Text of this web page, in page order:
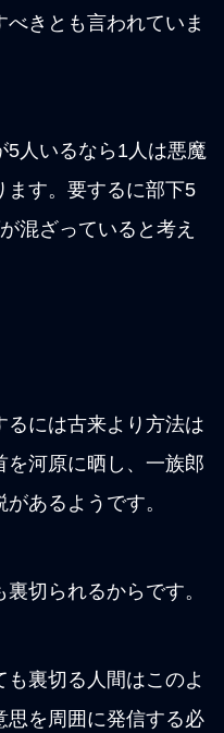
きとも言われていま
人いるなら1人は悪魔
ます。要するに部下5
混ざっていると考え
には古来より方法は
を河原に晒し、一族郎
あるようです。
切られるからです。
裏切る人間はこのよ
思を周囲に発信する必